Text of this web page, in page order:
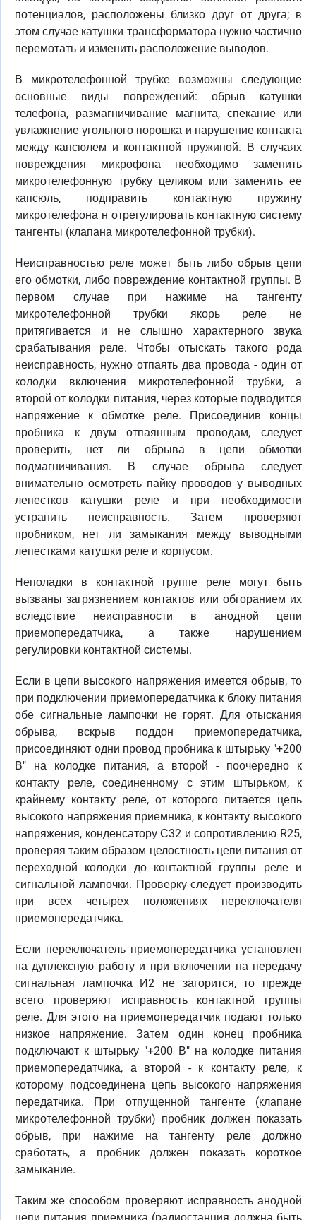
потенциалов, расположены близко друг от друга; в
этом случае катушки трансформатора нужно частично
перемотать и изменить расположение выводов.
В микротелефонной трубке возможны следующие
основные виды повреждений: обрыв катушки
телефона, размагничивание магнита, спекание или
увлажнение угольного порошка и нарушение контакта
между капсюлем и контактной пружиной. В случаях
повреждения микрофона необходимо заменить
микротелефонную трубку целиком или заменить ее
капсюль, подправить контактную пружину
микротелефона н отрегулировать контактную систему
тангенты (клапана микротелефонной трубки).
Неисправностью реле может быть либо обрыв цепи
его обмотки, либо повреждение контактной группы. В
первом случае при нажиме на тангенту
микротелефонной трубки якорь реле не
притягивается и не слышно характерного звука
срабатывания реле. Чтобы отыскать такого рода
неисправность, нужно отпаять два провода - один от
колодки включения микротелефонной трубки, а
второй от колодки питания, через которые подводится
напряжение к обмотке реле. Присоединив концы
пробника к двум отпаянным проводам, следует
проверить, нет ли обрыва в цепи обмотки
подмагничивания. В случае обрыва следует
внимательно осмотреть пайку проводов у выводных
лепестков катушки реле и при необходимости
устранить неисправность. Затем проверяют
пробником, нет ли замыкания между выводными
лепестками катушки реле и корпусом.
Неполадки в контактной группе реле могут быть
вызваны загрязнением контактов или обгоранием их
вследствие неисправности в анодной цепи
приемопередатчика, а также нарушением
регулировки контактной системы.
Если в цепи высокого напряжения имеется обрыв, то
при подключении приемопередатчика к блоку питания
обе сигнальные лампочки не горят. Для отыскания
обрыва, вскрыв поддон приемопередатчика,
присоединяют одни провод пробника к штырьку "+200
В" на колодке питания, а второй - поочередно к
контакту реле, соединенному с этим штырьком, к
крайнему контакту реле, от которого питается цепь
высокого напряжения приемника, к контакту высокого
напряжения, конденсатору С32 и сопротивлению R25,
проверяя таким образом целостность цепи питания от
переходной колодки до контактной группы реле и
сигнальной лампочки. Проверку следует производить
при всех четырех положениях переключателя
приемопередатчика.
Если переключатель приемопередатчика установлен
на дуплексную работу и при включении на передачу
сигнальная лампочка И2 не загорится, то прежде
всего проверяют исправность контактной группы
реле. Для этого на приемопередатчик подают только
низкое напряжение. Затем один конец пробника
подключают к штырьку "+200 В" на колодке питания
приемопередатчика, а второй - к контакту реле, к
которому подсоединена цепь высокого напряжения
передатчика. При отпущенной тангенте (клапане
микротелефонной трубки) пробник должен показать
обрыв, при нажиме на тангенту реле должно
сработать, а пробник должен показать короткое
замыкание.
Таким же способом проверяют исправность анодной